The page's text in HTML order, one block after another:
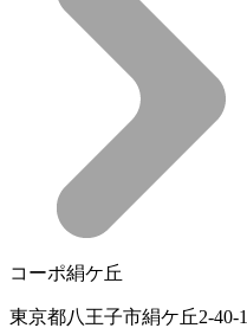
コーポ絹ケ丘
東京都八王子市絹ケ丘2-40-1